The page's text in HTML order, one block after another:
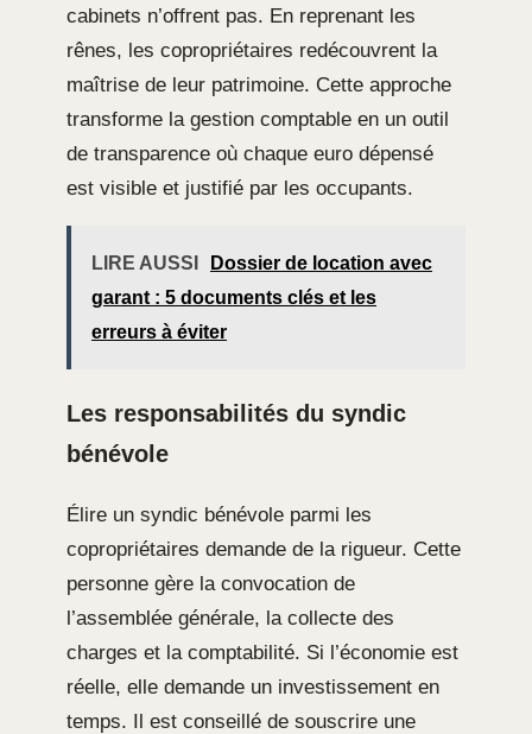
cabinets n’offrent pas. En reprenant les
rênes, les copropriétaires redécouvrent la
maîtrise de leur patrimoine. Cette approche
transforme la gestion comptable en un outil
de transparence où chaque euro dépensé
est visible et justifié par les occupants.
LIRE AUSSI
Dossier de location avec
garant : 5 documents clés et les
erreurs à éviter
Les responsabilités du syndic
bénévole
Élire un syndic bénévole parmi les
copropriétaires demande de la rigueur. Cette
personne gère la convocation de
l’assemblée générale, la collecte des
charges et la comptabilité. Si l’économie est
réelle, elle demande un investissement en
temps. Il est conseillé de souscrire une